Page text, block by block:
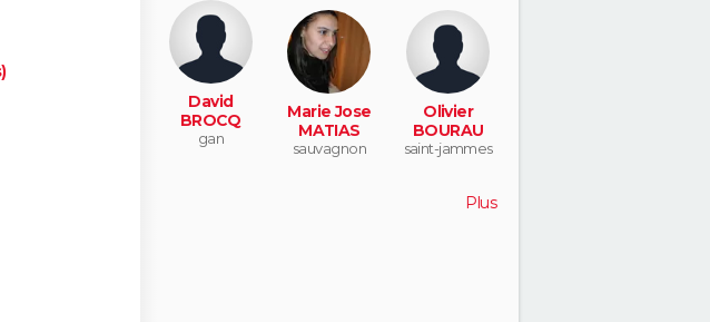
David
BROCQ
gan
Marie Jose
MATIAS
sauvagnon
Olivier
BOURAU
saint-jammes
Plus